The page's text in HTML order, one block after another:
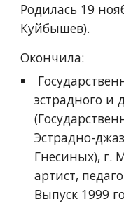
Родилась 19
Куйбышев).
Окончила:
эстрадного и
Эстрадно-
Гнесиных), г.
артист,
Выпуск 1999